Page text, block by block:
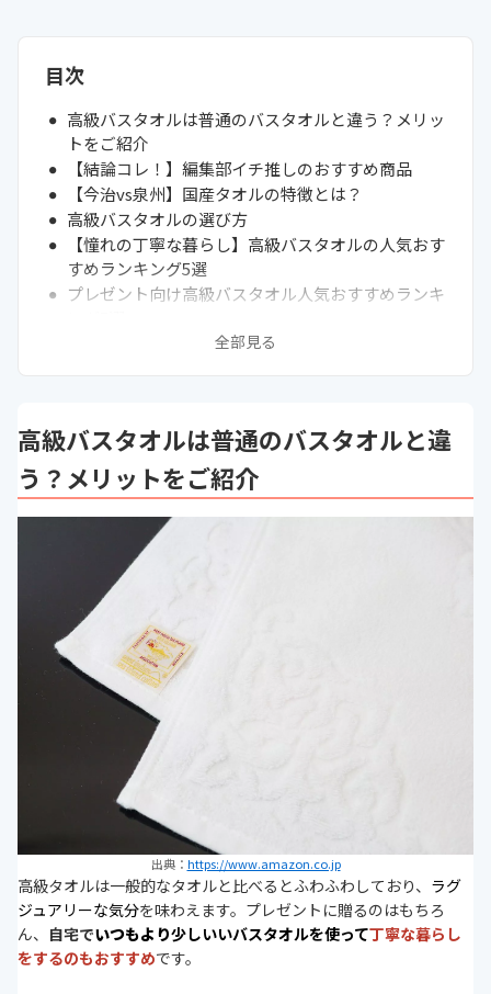
目次
高級バスタオルは普通のバスタオルと違う？メリッ
トをご紹介
【結論コレ！】編集部イチ推しのおすすめ商品
【今治vs泉州】国産タオルの特徴とは？
高級バスタオルの選び方
【憧れの丁寧な暮らし】高級バスタオルの人気おす
すめランキング5選
プレゼント向け高級バスタオル人気おすすめランキ
通販サイトの最新売れ筋ランキングもチェック！
次に読むべきタオルの関連記事はこちら
全部見る
高級バスタオルは普通のバスタオルと違
う？メリットをご紹介
出典： https://www.amazon.co.jp
高級タオルは一般的なタオルと比べるとふわふわしており、 ラグ
ジュアリーな気分を味わえます。プレゼントに贈るのはもちろ
ん、 自宅でいつもより少しいいバスタオルを使って丁寧な暮らし
をするのもおすすめです。